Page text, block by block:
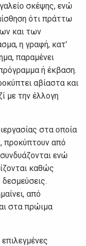
σκέψης, ενώ
ότι πράττω
και των
η γραφή, κατ’
παραμένει
ή έκβαση.
αβίαστα και
με την έλλογη
στα οποία
προκύπτουν από
ενώ
καθώς
από
στα πρώιμα